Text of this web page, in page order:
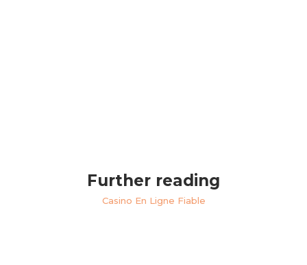
Further reading
Casino En Ligne Fiable